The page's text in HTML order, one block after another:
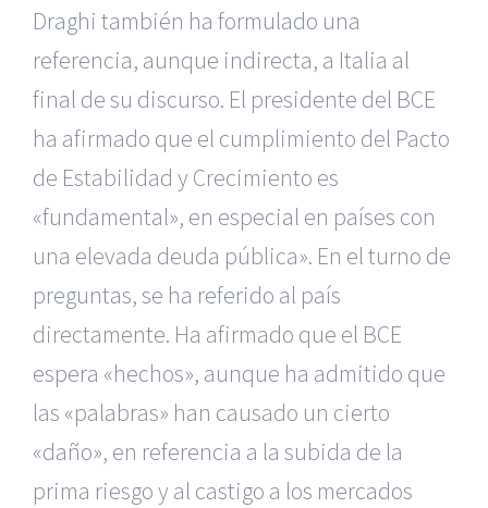
Draghi también ha formulado una
referencia, aunque indirecta, a Italia al
final de su discurso. El presidente del BCE
ha afirmado que el cumplimiento del Pacto
de Estabilidad y Crecimiento es
«fundamental», en especial en países con
una elevada deuda pública». En el turno de
preguntas, se ha referido al país
directamente. Ha afirmado que el BCE
espera «hechos», aunque ha admitido que
las «palabras» han causado un cierto
«daño», en referencia a la subida de la
prima riesgo y al castigo a los mercados